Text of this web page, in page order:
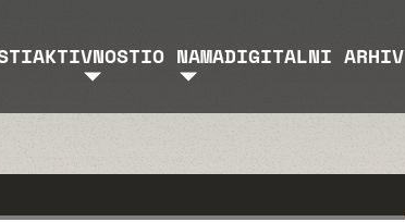
AKTIVNOSTIO NAMADIGITALNI ARHIV